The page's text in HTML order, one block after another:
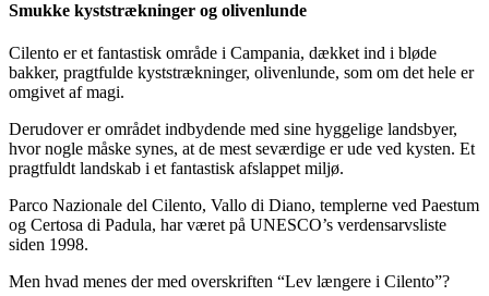
Smukke kyststrækninger og olivenlunde
Cilento er et fantastisk område i Campania, dækket ind i bløde
bakker, pragtfulde kyststrækninger, olivenlunde, som om det hele er
omgivet af magi.
Derudover er området indbydende med sine hyggelige landsbyer,
hvor nogle måske synes, at de mest seværdige er ude ved kysten. Et
pragtfuldt landskab i et fantastisk afslappet miljø.
Parco Nazionale del Cilento, Vallo di Diano, templerne ved Paestum
og Certosa di Padula, har været på UNESCO’s verdensarvsliste
siden 1998.
Men hvad menes der med overskriften “Lev længere i Cilento”?